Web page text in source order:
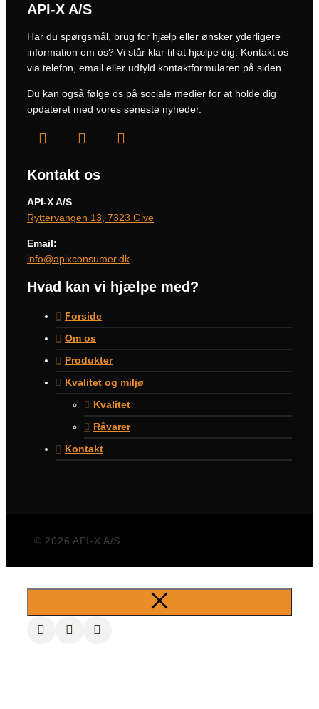
API-X A/S
Har du spørgsmål, brug for hjælp eller ønsker yderligere
information om os? Vi står klar til at hjælpe dig. Kontakt os
via telefon, email eller udfyld kontaktformularen på siden.
Du kan også følge os på sociale medier for at holde dig
opdateret med vores seneste nyheder.
Kontakt os
API-X A/S
Ryttervangen 13, 7323 Give
Email:
info@apixconsumer.dk
Hvad kan vi hjælpe med?
Forside
Om os
Produkter
Kvalitet og miljø
Kvalitet
Råvarer
Kontakt
© 2026 API-X A/S